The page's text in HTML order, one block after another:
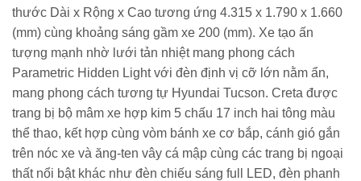
thước Dài x Rộng x Cao tương ứng 4.315 x 1.790 x 1.660
(mm) cùng khoảng sáng gầm xe 200 (mm). Xe tạo ấn
tượng mạnh nhờ lưới tản nhiệt mang phong cách
Parametric Hidden Light với đèn định vị cỡ lớn nằm ẩn,
mang phong cách tương tự Hyundai Tucson. Creta được
trang bị bộ mâm xe hợp kim 5 chấu 17 inch hai tông màu
thể thao, kết hợp cùng vòm bánh xe cơ bắp, cánh gió gắn
trên nóc xe và ăng-ten vây cá mập cùng các trang bị ngoại
thất nổi bật khác như đèn chiếu sáng full LED, đèn phanh